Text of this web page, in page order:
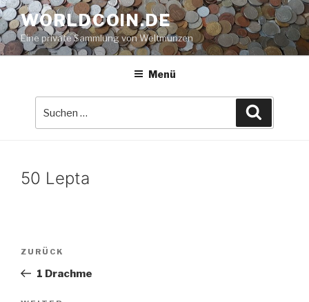
Zum
Inhalt
springen
WORLDCOIN.DE
Eine private Sammlung von Weltmünzen
Menü
50 Lepta
Beitrags-
Vorheriger
Beitrag
ZURÜCK
1 Drachme